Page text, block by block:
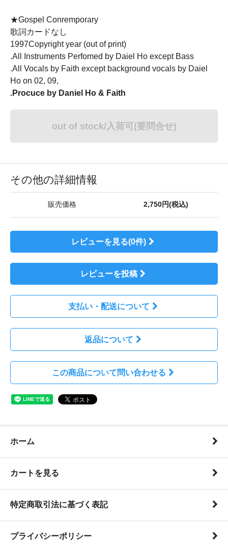
★Gospel Conremporary
歌詞カードなし
1997Copyright year (out of print)
.All Instruments Perfomed by Daiel Ho except Bass
.All Vocals by Faith except background vocals by Daiel
Ho on 02, 09,
.Procuce by Daniel Ho & Faith
out of stock/入荷可(要問合せ)
その他の詳細情報
販売価格 2,750円(税込)
レビューを見る(0件)
レビューを投稿
支払い・配送について
返品について
この商品について問い合わせる
ホーム
カートを見る
特定商取引法に基づく表記
プライバシーポリシー